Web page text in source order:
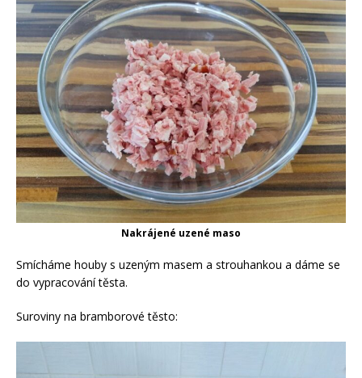
Nakrájené uzené maso
Smícháme houby s uzeným masem a strouhankou a dáme se
do vypracování těsta.
Suroviny na bramborové těsto: